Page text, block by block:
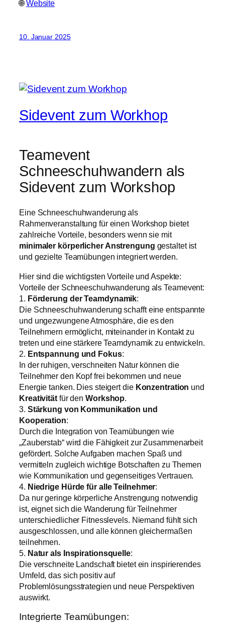
🌐Website
10. Januar 2025
Sidevent zum Workhop
Teamevent
Schneeschuhwandern als
Sidevent zum Workshop
Eine Schneeschuhwanderung als
Rahmenveranstaltung für einen Workshop bietet
zahlreiche Vorteile, besonders wenn sie mit
minimaler körperlicher Anstrengung gestaltet ist
und gezielte Teamübungen integriert werden.
Hier sind die wichtigsten Vorteile und Aspekte:
Vorteile der Schneeschuhwanderung als Teamevent:
1. Förderung der Teamdynamik:
Die Schneeschuhwanderung schafft eine entspannte
und ungezwungene Atmosphäre, die es den
Teilnehmern ermöglicht, miteinander in Kontakt zu
treten und eine stärkere Teamdynamik zu entwickeln.
2. Entspannung und Fokus:
In der ruhigen, verschneiten Natur können die
Teilnehmer den Kopf frei bekommen und neue
Energie tanken. Dies steigert die Konzentration und
Kreativitätfür denWorkshop.
3. Stärkung von Kommunikation und
Kooperation:
Durch die Integration von Teamübungen wie
„Zauberstab“ wird die Fähigkeit zur Zusammenarbeit
gefördert. Solche Aufgaben machen Spaß und
vermitteln zugleich wichtige Botschaften zu Themen
wie Kommunikation und gegenseitiges Vertrauen.
4. Niedrige Hürde für alle Teilnehmer:
Da nur geringe körperliche Anstrengung notwendig
ist, eignet sich die Wanderung für Teilnehmer
unterschiedlicher Fitnesslevels. Niemand fühlt sich
ausgeschlossen, und alle können gleichermaßen
teilnehmen.
5. Natur als Inspirationsquelle:
Die verschneite Landschaft bietet ein inspirierendes
Umfeld, das sich positiv auf
Problemlösungsstrategien und neue Perspektiven
auswirkt.
Integrierte Teamübungen: